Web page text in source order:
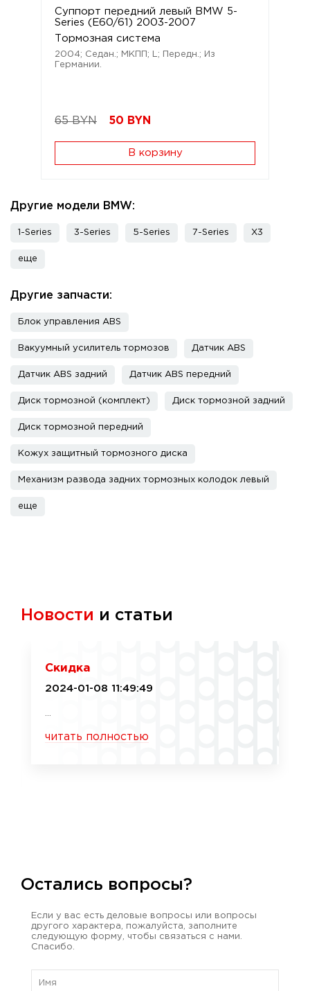
Суппорт передний левый BMW 5-
Series (E60/61) 2003-2007
Тормозная система
2004; Седан.; МКПП; L; Передн.; Из
Германии.
65 BYN 50 BYN
В корзину
Другие модели BMW:
1-Series 3-Series 5-Series 7-Series X3
еще
Другие запчасти:
Блок управления ABS
Вакуумный усилитель тормозов Датчик ABS
Датчик ABS задний Датчик ABS передний
Диск тормозной (комплект) Диск тормозной задний
Диск тормозной передний
Кожух защитный тормозного диска
Механизм развода задних тормозных колодок левый
еще
Новости и статьи
Скидка
2024-01-08 11:49:49
читать полностью
Остались вопросы?
Если у вас есть деловые вопросы или вопросы
другого характера, пожалуйста, заполните
следующую форму, чтобы связаться с нами.
Спасибо.